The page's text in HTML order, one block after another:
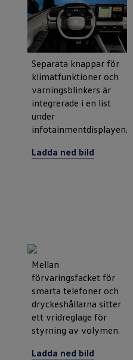
Separata knappar för
klimatfunktioner och
varningsblinkers är
integrerade i en list
under
infotainmentdisplayen.
Ladda ned bild
Mellan
förvaringsfacket för
smarta telefoner och
dryckeshållarna sitter
ett vridreglage för
styrning av volymen.
Ladda ned bild